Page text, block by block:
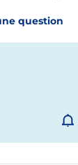
question